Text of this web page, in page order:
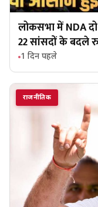
लोकसभा में NDA
22 सांसदों के बदले
1 दिन पहले
राजनीतिक